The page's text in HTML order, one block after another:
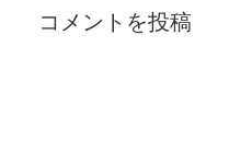
コメントを投稿